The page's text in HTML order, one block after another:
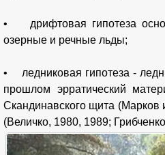
• дрифтовая гипотеза
озерные и речные льды;
• ледниковая гипотеза -
прошлом эрратический
Скандинавского щита (Марков
(Величко, 1980, 1989;